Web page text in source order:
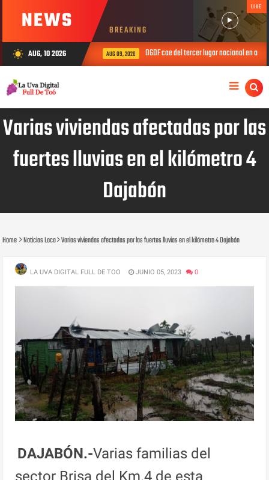
NEWS BREAKING
LIVE
wb_sunny AUG, 10 2026 AUG 09, 2026 DGDF cae del tercer lugar nacional en agosto
Varias viviendas afectadas por las
fuertes lluvias en el kilómetro 4
Dajabón
Home Noticias Loca Varias viviendas afectadas por las fuertes lluvias en el kilómetro 4 Dajabón
LA UVA DIGITAL FULL DE TOO JUNIO 05, 2023 0
DAJABÓN.-Varias familias del
sector Brisa del Km.4 de esta